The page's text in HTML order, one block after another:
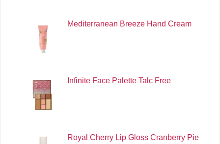
Mediterranean Breeze Hand Cream
Infinite Face Palette Talc Free
Royal Cherry Lip Gloss Cranberry Pie